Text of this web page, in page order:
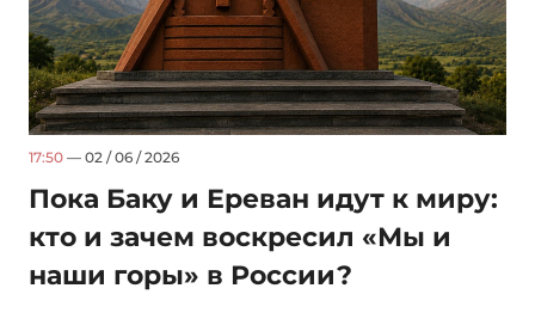
17:50 — 02 / 06 / 2026
Пока Баку и Ереван идут к миру:
кто и зачем воскресил «Мы и
наши горы» в России?